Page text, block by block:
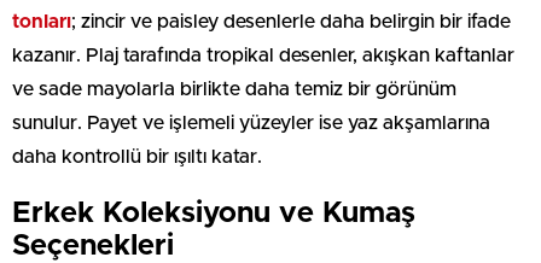
tonları; zincir ve paisley desenlerle daha belirgin bir ifade
kazanır. Plaj tarafında tropikal desenler, akışkan kaftanlar
ve sade mayolarla birlikte daha temiz bir görünüm
sunulur. Payet ve işlemeli yüzeyler ise yaz akşamlarına
daha kontrollü bir ışıltı katar.
Erkek Koleksiyonu ve Kumaş
Seçenekleri